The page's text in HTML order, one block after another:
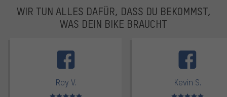
WIR TUN ALLES DAFÜR, DASS DU BEKOMMST,
WAS DEIN BIKE BRAUCHT
Roy V.
Bewertungen: 5 von 5
Kevin S.
Bewertungen: 5 von 5